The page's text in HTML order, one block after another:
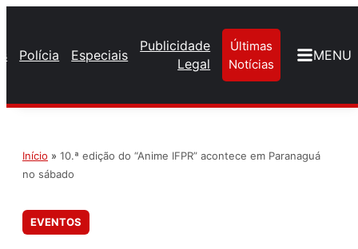
Polícia Especiais
Publicidade
Legal
Últimas
Notícias
MENU
Início » 10.ª edição do “Anime IFPR” acontece em Paranaguá
no sábado
EVENTOS